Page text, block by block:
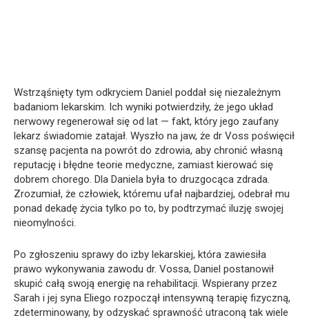
Wstrząśnięty tym odkryciem Daniel poddał się niezależnym
badaniom lekarskim. Ich wyniki potwierdziły, że jego układ
nerwowy regenerował się od lat — fakt, który jego zaufany
lekarz świadomie zatajał. Wyszło na jaw, że dr Voss poświęcił
szansę pacjenta na powrót do zdrowia, aby chronić własną
reputację i błędne teorie medyczne, zamiast kierować się
dobrem chorego. Dla Daniela była to druzgocąca zdrada.
Zrozumiał, że człowiek, któremu ufał najbardziej, odebrał mu
ponad dekadę życia tylko po to, by podtrzymać iluzję swojej
nieomylności.
Po zgłoszeniu sprawy do izby lekarskiej, która zawiesiła
prawo wykonywania zawodu dr. Vossa, Daniel postanowił
skupić całą swoją energię na rehabilitacji. Wspierany przez
Sarah i jej syna Eliego rozpoczął intensywną terapię fizyczną,
zdeterminowany, by odzyskać sprawność utraconą tak wiele